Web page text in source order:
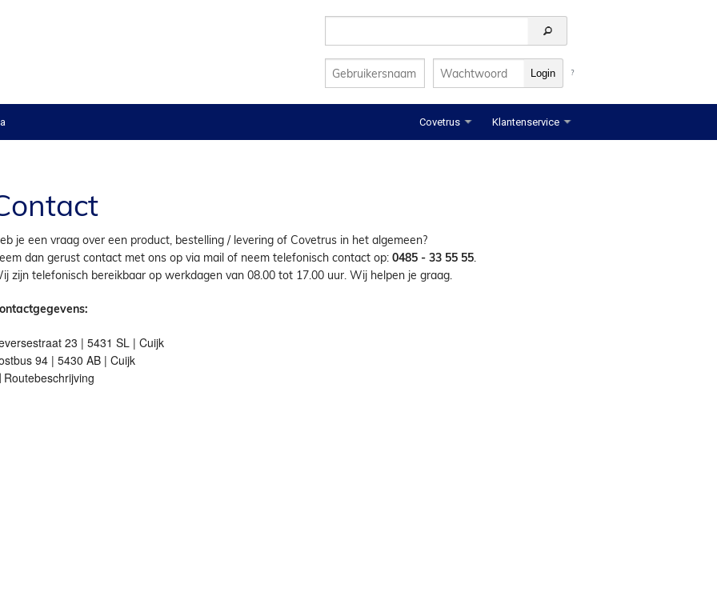
?
Covetrus Klantenservice
je een vraag over een product, bestelling / levering of Covetrus in het algemeen?
dan gerust contact met ons op via mail of neem telefonisch contact op: 0485 - 33 55 55.
zijn telefonisch bereikbaar op werkdagen van 08.00 tot 17.00 uur. Wij helpen je graag.
23 | 5431 SL | Cuijk
94 | 5430 AB | Cuijk
Routebeschrijving